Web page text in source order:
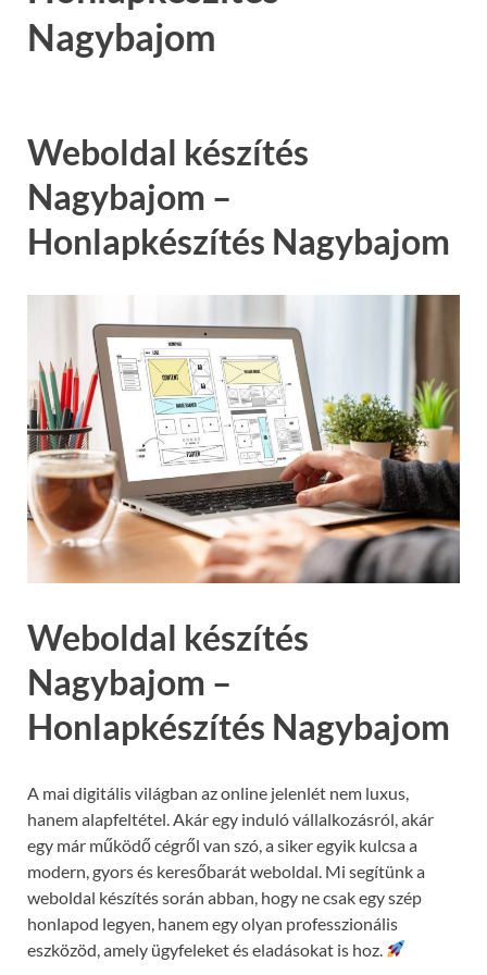
Nagybajom
Weboldal készítés
Nagybajom –
Honlapkészítés Nagybajom
Weboldal készítés
Nagybajom –
Honlapkészítés Nagybajom
A mai digitális világban az online jelenlét nem luxus,
hanem alapfeltétel. Akár egy induló vállalkozásról, akár
egy már működő cégről van szó, a siker egyik kulcsa a
modern, gyors és keresőbarát weboldal. Mi segítünk a
weboldal készítés során abban, hogy ne csak egy szép
honlapod legyen, hanem egy olyan professzionális
eszközöd, amely ügyfeleket és eladásokat is hoz.